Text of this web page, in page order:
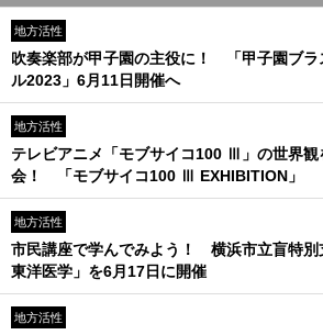
地方活性
吹奏楽部が甲子園の主役に！ 「甲子園ブラ
ル2023」6月11日開催へ
地方活性
テレビアニメ「モブサイコ100 Ⅲ」の世界観
会！ 「モブサイコ100 Ⅲ EXHIBITION」
地方活性
市民講座で学んでみよう！ 横浜市立盲特別
東洋医学」を6月17日に開催
地方活性